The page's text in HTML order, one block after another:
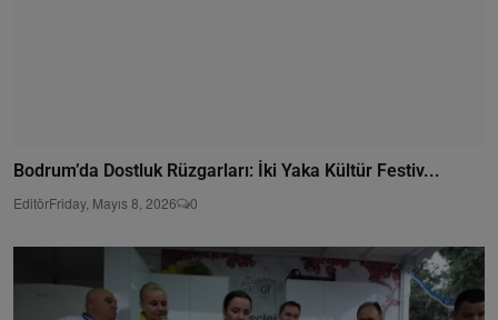
Bodrum’da Dostluk Rüzgarları: İki Yaka Kültür Festiv...
EditörFriday, Mayıs 8, 2026 0